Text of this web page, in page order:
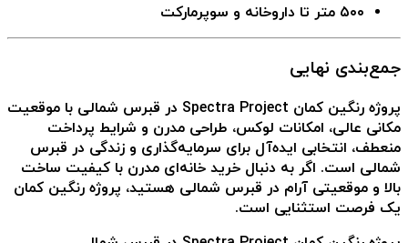
۵۰۰ متر تا داروخانه و سوپرمارکت
جمع‌بندی نهایی
پروژه رنگین کمان Spectra Project در قبرس شمالی
با موقعیت
مکانی عالی، امکانات لوکس، طراحی مدرن و شرایط پرداخت
منعطف، انتخابی ایده‌آل برای سرمایه‌گذاری و زندگی در قبرس
شمالی است. اگر به دنبال خرید خانه‌ای مدرن با کیفیت ساخت
بالا و موقعیتی آرام در قبرس شمالی هستید، پروژه رنگین کمان
یک فرصت استثنایی است.